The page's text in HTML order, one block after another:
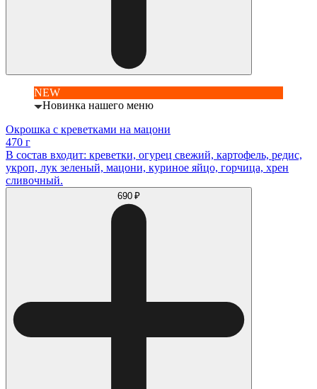
NEW
Новинка нашего меню
Окрошка с креветками на мацони
470 г
В состав входит: креветки, огурец свежий, картофель, редис,
укроп, лук зеленый, мацони, куриное яйцо, горчица, хрен
сливочный.
690 ₽